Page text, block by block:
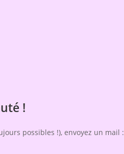
!
possibles !), envoyez un mail :